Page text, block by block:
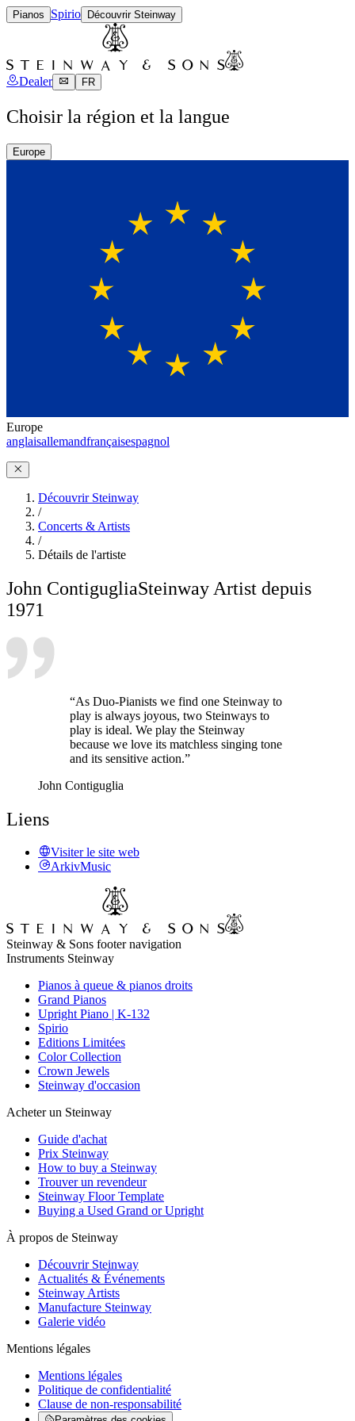
Pianos Spirio Découvrir Steinway
Dealer FR
Choisir la région et la langue
Europe
Europe
anglaisallemandfrançaisespagnol
Découvrir Steinway
/
Concerts & Artists
/
Détails de l'artiste
John ContigugliaSteinway Artist depuis
1971
“As Duo-Pianists we find one Steinway to
play is always joyous, two Steinways to
play is ideal. We play the Steinway
because we love its matchless singing tone
and its sensitive action.”
John Contiguglia
Liens
Visiter le site web
ArkivMusic
Steinway & Sons footer navigation
Instruments Steinway
Pianos à queue & pianos droits
Grand Pianos
Upright Piano | K-132
Spirio
Editions Limitées
Color Collection
Crown Jewels
Steinway d'occasion
Acheter un Steinway
Guide d'achat
Prix Steinway
How to buy a Steinway
Trouver un revendeur
Steinway Floor Template
Buying a Used Grand or Upright
À propos de Steinway
Découvrir Steinway
Actualités & Événements
Steinway Artists
Manufacture Steinway
Galerie vidéo
Mentions légales
Mentions légales
Politique de confidentialité
Clause de non-responsabilité